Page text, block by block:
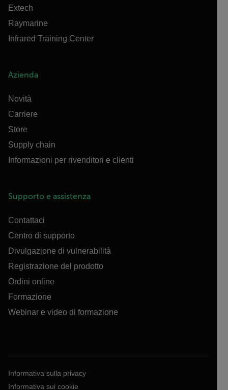
Extech
Raymarine
Infrared Training Center
Azienda
Novità
Carriere
Store
Supply chain
Informazioni per rivenditori e clienti
Supporto e assistenza
Contattaci
Centro di supporto
Divulgazione di vulnerabilità
Registrazione del prodotto
Ordini online
Formazione
Webinar e video di formazione
Informativa sulla privacy
Informativa sui cookie